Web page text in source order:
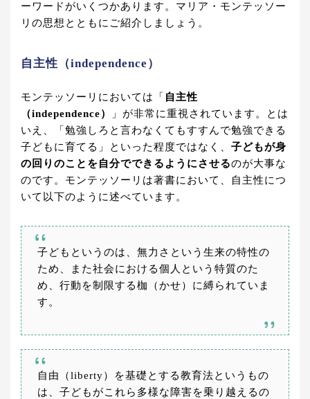
ーワードがいくつかあります。マリア・モンテッソー
リの思想とともにご紹介しましょう。
自主性（independence）
モンテッソーリにおいては「 自主性
（independence）
」が非常に重視されています。とは
いえ、「勉強しろと言わなくてもすすんで勉強できる
子どもに育てる」といった程度ではなく、 子どもが身
の回りのことを自分でできるようにさせるのが大事な
のです。モンテッソーリは著書において、自主性につ
いて以下のように述べています。
子どもというのは、無力さという生来の特性の
ため、また社会における個人という特質のた
め、行動を制限する枷（かせ）に縛られていま
す。
自由（liberty）を基礎とする教育法というもの
は、子どもがこれら多様な障害を乗り越えるの